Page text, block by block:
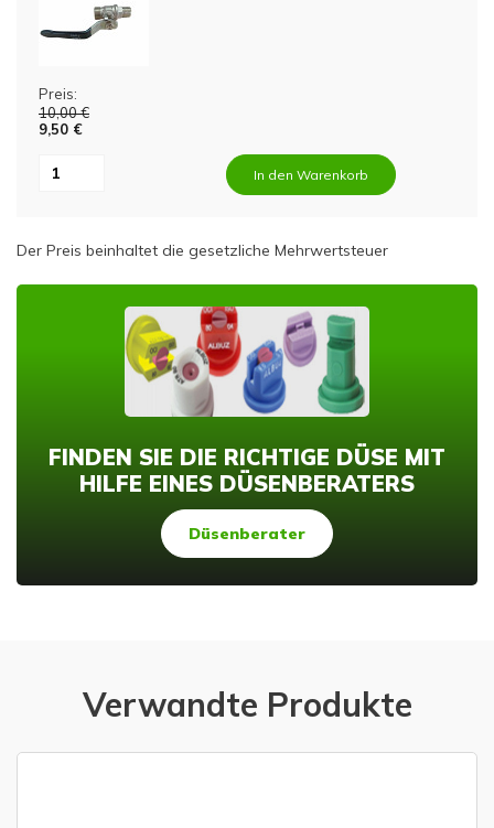
Preis:
10,00 €
9,50 €
In den Warenkorb
Der Preis beinhaltet die gesetzliche Mehrwertsteuer
FINDEN SIE DIE RICHTIGE DÜSE MIT
HILFE EINES DÜSENBERATERS
Düsenberater
Verwandte Produkte